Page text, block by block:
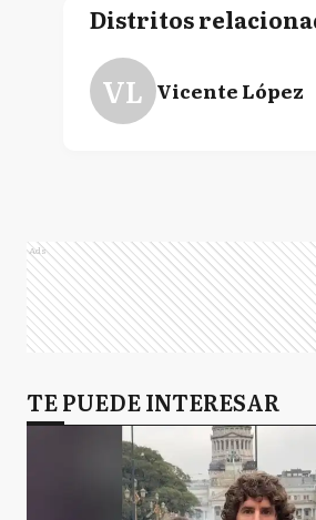
Distritos
VL Vicente López
Ads
TE PUEDE INTERESAR